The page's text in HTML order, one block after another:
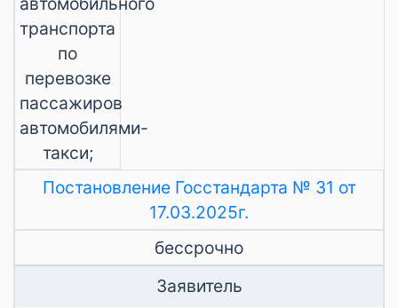
транспорта
по
перевозке
пассажиров
автомобилями-
такси;
Постановление Госстандарта № 31 от
17.03.2025г.
бессрочно
Заявитель